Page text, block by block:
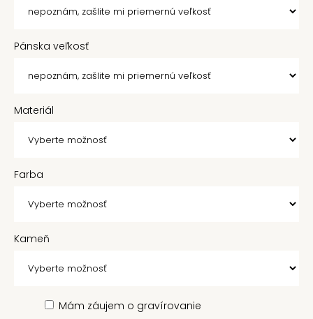
Pánska veľkosť
Materiál
Farba
Kameň
Mám záujem o gravírovanie